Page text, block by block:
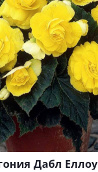
Дабл Еллоу